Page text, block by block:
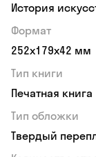
История
Формат
252x179x42 мм
Тип книги
Печатная книга
Тип обложки
Твердый